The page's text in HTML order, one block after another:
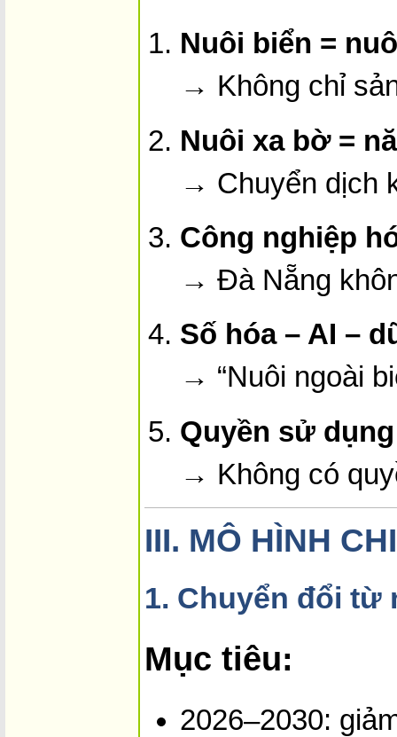
Nuôi biển =
→ Không chỉ
Nuôi xa bờ =
→ Chuyển dịch
Công nghiệp
→ Đà Nẵng
Số hóa – AI –
→ “Nuôi ngoài
Quyền sử
→ Không có
III. MÔ HÌNH
1. Chuyển đổi từ
Mục tiêu:
2026–2030: